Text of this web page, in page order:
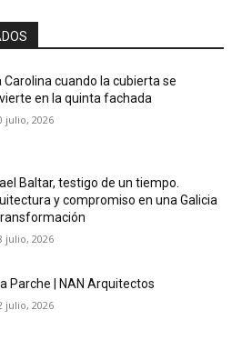
Carolina cuando la cubierta se
en la quinta fachada
julio, 2026
Baltar, testigo de un tiempo.
y compromiso en una Galicia
julio, 2026
Parche | NAN Arquitectos
julio, 2026